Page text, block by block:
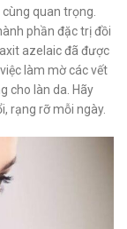
quan trọng.
phần đặc trị đồi
azelaic đã được
làm mờ các vết
cho làn da. Hãy
rạng rỡ mỗi ngày.